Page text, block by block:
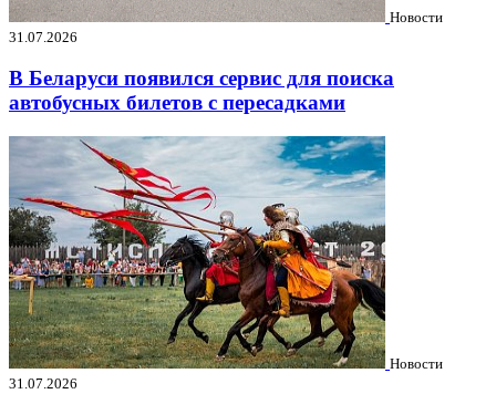
Новости
31.07.2026
В Беларуси появился сервис для поиска
автобусных билетов с пересадками
Новости
31.07.2026